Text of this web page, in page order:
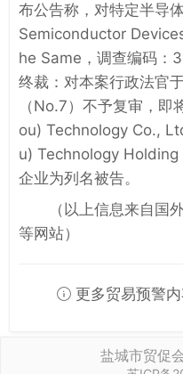
布公告称，对特定半导
Semiconductor
he Same，调查编码：
终裁：对本案行政法官
（No.7）不予复审，
ou) Technology Co.,
u) Technology Holding
企业为列名被告。
（以上信息来自国
等网站）
更多贸易预警
盐城市贸促